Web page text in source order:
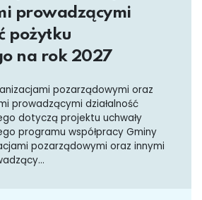
prowadzącymi
pożytku
na rok 2027
pozarządowymi oraz
prowadzącymi działalność
dotyczą projektu uchwały
programu współpracy Gminy
pozarządowymi oraz innymi